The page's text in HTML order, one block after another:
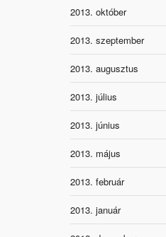
2013. október
2013. szeptember
2013. augusztus
2013. július
2013. június
2013. május
2013. február
2013. január